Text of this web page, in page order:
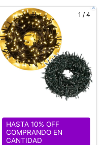
1 / 4
HASTA 10% OFF
COMPRANDO EN
CANTIDAD